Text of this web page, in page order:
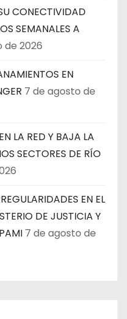
CONECTIVIDAD
SEMANALES A
de 2026
EN
7 de agosto de
LA RED Y BAJA LA
SECTORES DE RÍO
EN EL
DE JUSTICIA Y
7 de agosto de